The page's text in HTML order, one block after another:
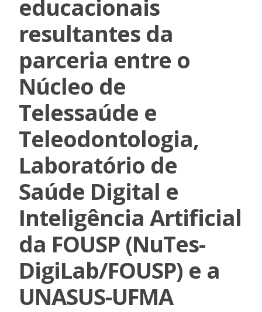
educacionais
resultantes da
parceria entre o
Núcleo de
Telessaúde e
Teleodontologia,
Laboratório de
Saúde Digital e
Inteligência Artificial
da FOUSP (NuTes-
DigiLab/FOUSP) e a
UNASUS-UFMA